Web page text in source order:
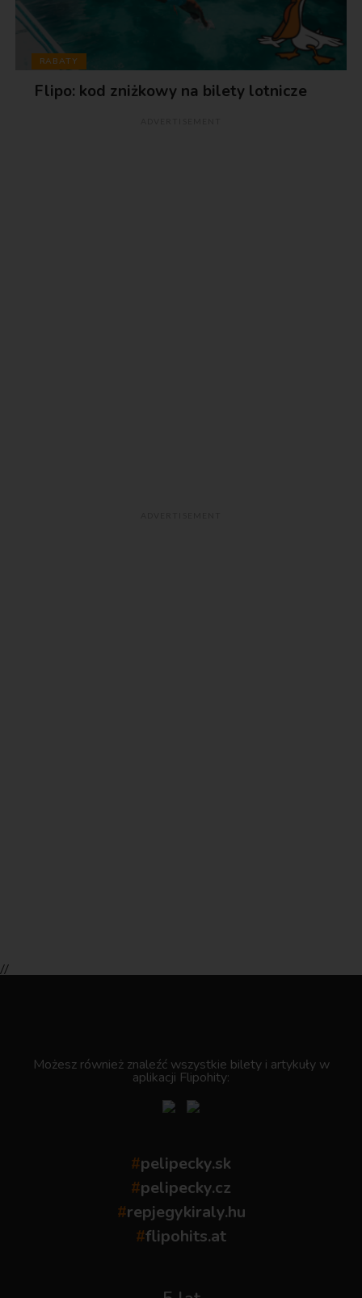
RABATY
Flipo: kod zniżkowy na bilety lotnicze
//
Możesz również znaleźć wszystkie bilety i artykuły w
aplikacji Flipohity:
#pelipecky.sk
#pelipecky.cz
#repjegykiraly.hu
#flipohits.at